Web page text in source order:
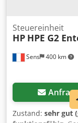
Sens 400 km
Steuereinheit
HP HPE G2
Zustand: sehr gut